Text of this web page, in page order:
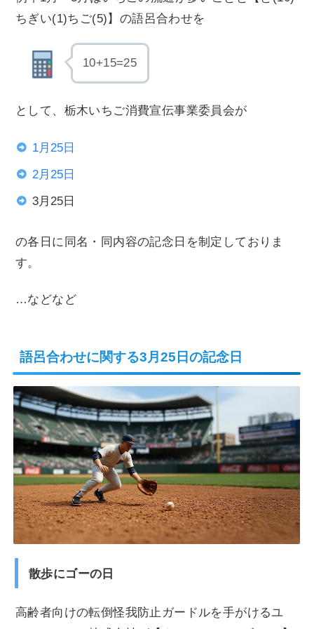
ちぎい(1)ちご(5)】の語呂合わせを
10+15=25
として、栃木いちご消費宣伝事業委員会が
1月25日
2月25日
3月25日
の各日に同名・同内容の記念日を制定しておりま
す。
…などなど
語呂合わせに関する3月25日の記念日
散歩にゴーの日
高齢者向けの転倒怪我防止ガードルを手がけるユ